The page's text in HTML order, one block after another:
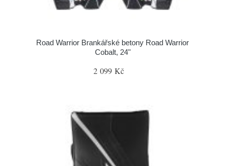
Road Warrior Brankářské betony Road Warrior
Cobalt, 24"
2 099 Kč